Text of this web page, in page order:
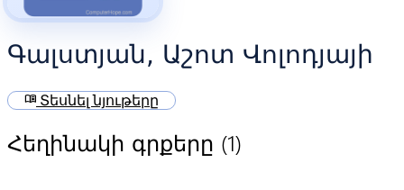
Գալստյան, Աշոտ Վոլոդյայի
menu_book Տեսնել նյութերը
Հեղինակի գրքերը (1)